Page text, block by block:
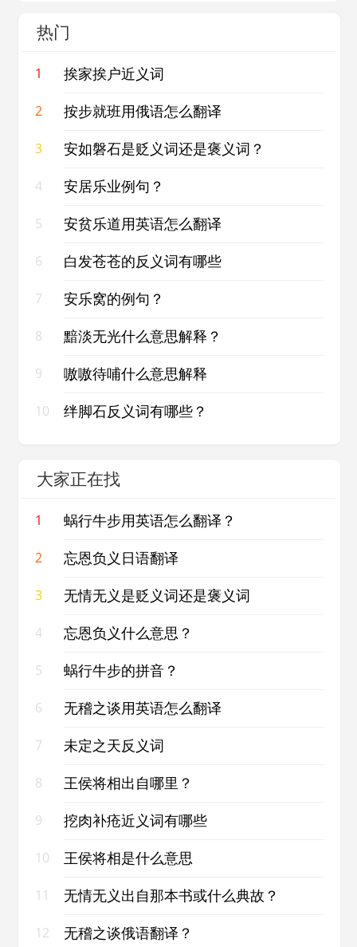
热门
1 挨家挨户近义词
2 按步就班用俄语怎么翻译
3 安如磐石是贬义词还是褒义词？
4 安居乐业例句？
5 安贫乐道用英语怎么翻译
6 白发苍苍的反义词有哪些
7 安乐窝的例句？
8 黯淡无光什么意思解释？
9 嗷嗷待哺什么意思解释
10 绊脚石反义词有哪些？
大家正在找
1 蜗行牛步用英语怎么翻译？
2 忘恩负义日语翻译
3 无情无义是贬义词还是褒义词
4 忘恩负义什么意思？
5 蜗行牛步的拼音？
6 无稽之谈用英语怎么翻译
7 未定之天反义词
8 王侯将相出自哪里？
9 挖肉补疮近义词有哪些
10 王侯将相是什么意思
11 无情无义出自那本书或什么典故？
12 无稽之谈俄语翻译？